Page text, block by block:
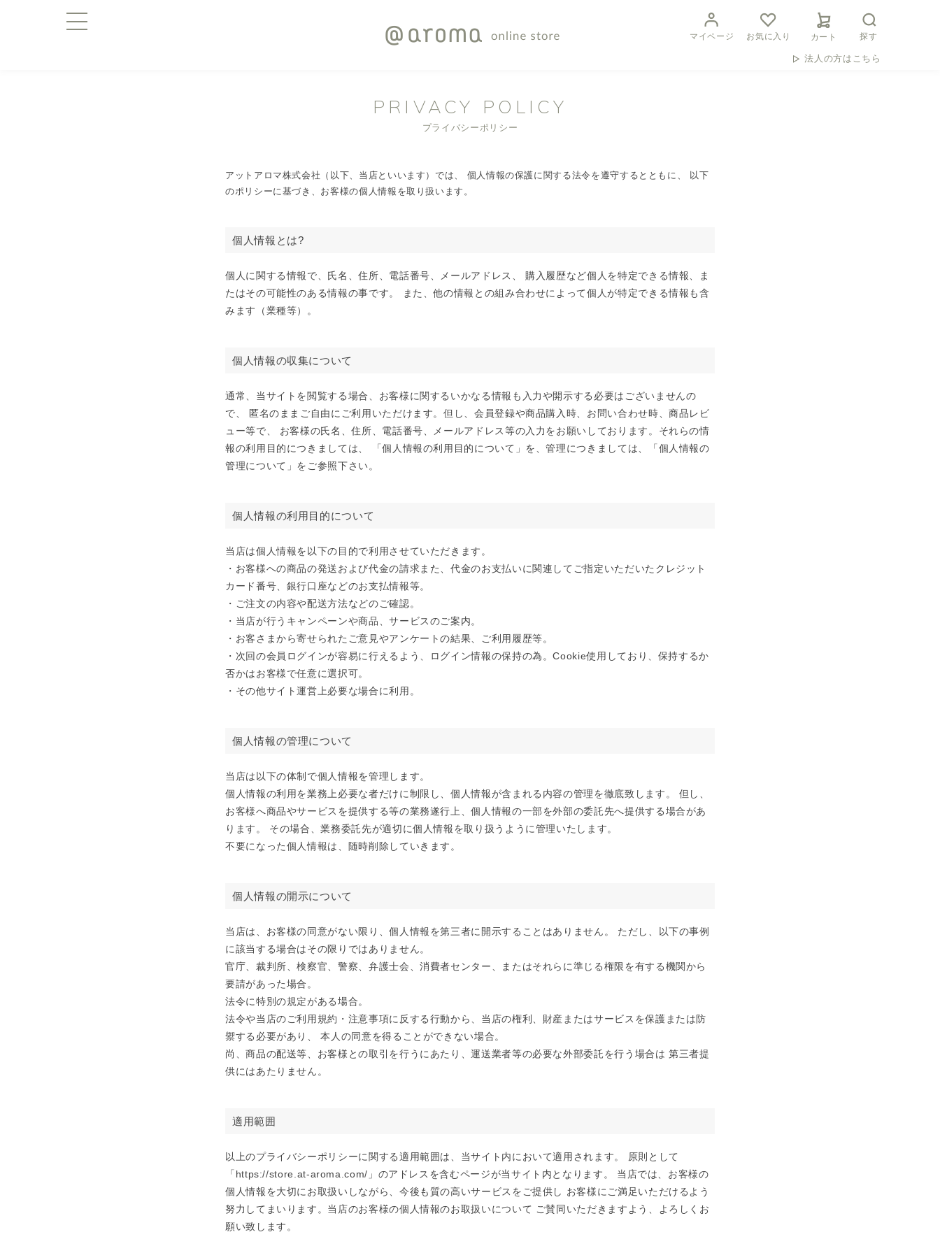
マイページ お気に入り カート 探す
法人の方はこちら
PRIVACY POLICY
プライバシーポリシー
アットアロマ株式会社（以下、当店といいます）では、 個人情報の保護に関する法令を遵守するとともに、 以下
のポリシーに基づき、お客様の個人情報を取り扱います。
個人情報とは?
個人に関する情報で、氏名、住所、電話番号、メールアドレス、 購入履歴など個人を特定できる情報、ま
たはその可能性のある情報の事です。 また、他の情報との組み合わせによって個人が特定できる情報も含
みます（業種等）。
個人情報の収集について
通常、当サイトを閲覧する場合、お客様に関するいかなる情報も入力や開示する必要はございませんの
で、 匿名のままご自由にご利用いただけます。但し、会員登録や商品購入時、お問い合わせ時、商品レビ
ュー等で、 お客様の氏名、住所、電話番号、メールアドレス等の入力をお願いしております。それらの情
報の利用目的につきましては、 「個人情報の利用目的について」を、管理につきましては、「個人情報の
管理について」をご参照下さい。
個人情報の利用目的について
当店は個人情報を以下の目的で利用させていただきます。
・お客様への商品の発送および代金の請求また、代金のお支払いに関連してご指定いただいたクレジット
カード番号、銀行口座などのお支払情報等。
・ご注文の内容や配送方法などのご確認。
・当店が行うキャンペーンや商品、サービスのご案内。
・お客さまから寄せられたご意見やアンケートの結果、ご利用履歴等。
・次回の会員ログインが容易に行えるよう、ログイン情報の保持の為。Cookie使用しており、保持するか
否かはお客様で任意に選択可。
・その他サイト運営上必要な場合に利用。
個人情報の管理について
当店は以下の体制で個人情報を管理します。
個人情報の利用を業務上必要な者だけに制限し、個人情報が含まれる内容の管理を徹底致します。 但し、
お客様へ商品やサービスを提供する等の業務遂行上、個人情報の一部を外部の委託先へ提供する場合があ
ります。 その場合、業務委託先が適切に個人情報を取り扱うように管理いたします。
不要になった個人情報は、随時削除していきます。
個人情報の開示について
当店は、お客様の同意がない限り、個人情報を第三者に開示することはありません。 ただし、以下の事例
に該当する場合はその限りではありません。
官庁、裁判所、検察官、警察、弁護士会、消費者センター、またはそれらに準じる権限を有する機関から
要請があった場合。
法令に特別の規定がある場合。
法令や当店のご利用規約・注意事項に反する行動から、当店の権利、財産またはサービスを保護または防
禦する必要があり、 本人の同意を得ることができない場合。
尚、商品の配送等、お客様との取引を行うにあたり、運送業者等の必要な外部委託を行う場合は 第三者提
供にはあたりません。
適用範囲
以上のプライバシーポリシーに関する適用範囲は、当サイト内において適用されます。 原則として
「https://store.at-aroma.com/」のアドレスを含むページが当サイト内となります。 当店では、お客様の
個人情報を大切にお取扱いしながら、今後も質の高いサービスをご提供し お客様にご満足いただけるよう
努力してまいります。当店のお客様の個人情報のお取扱いについて ご賛同いただきますよう、よろしくお
願い致します。